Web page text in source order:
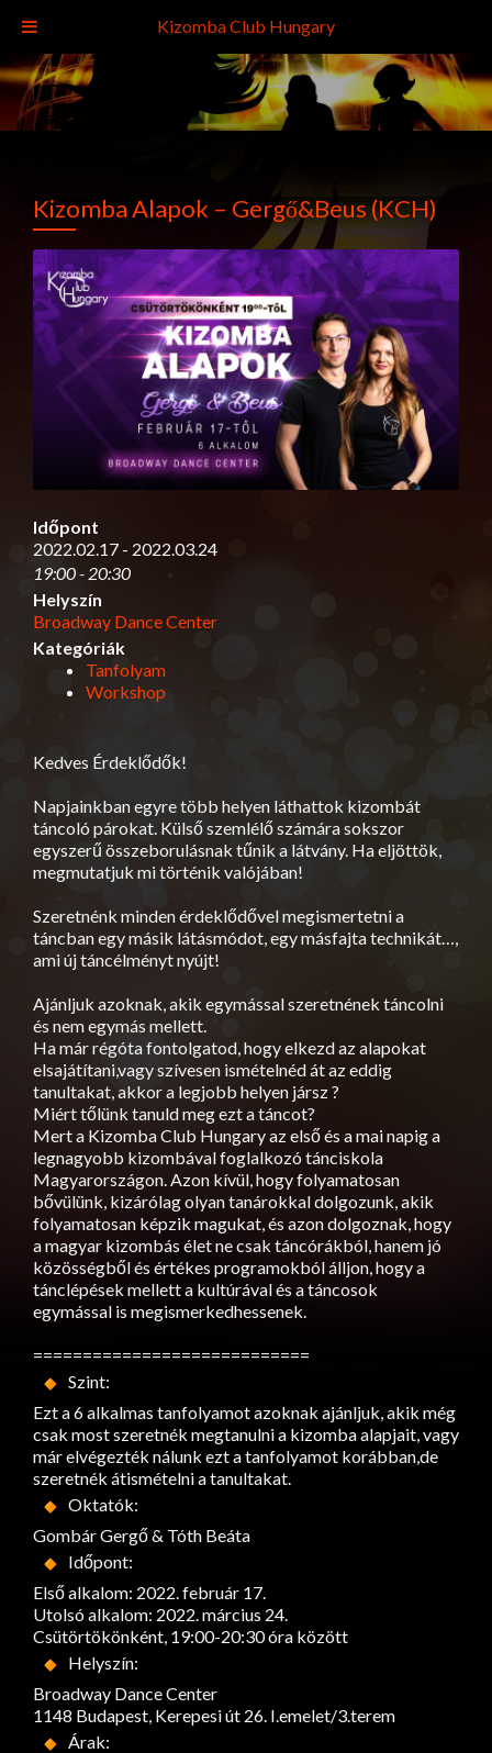
Kizomba Alapok – Gergő&Beus (KCH)
Időpont
2022.02.17 - 2022.03.24
19:00 - 20:30
Helyszín
Broadway Dance Center
Kategóriák
Tanfolyam
Workshop
Kedves Érdeklődők!
Napjainkban egyre több helyen láthattok kizombát
táncoló párokat. Külső szemlélő számára sokszor
egyszerű összeborulásnak tűnik a látvány. Ha eljöttök,
megmutatjuk mi történik valójában!
Szeretnénk minden érdeklődővel megismertetni a
táncban egy másik látásmódot, egy másfajta technikát…,
ami új táncélményt nyújt!
Ajánljuk azoknak, akik egymással szeretnének táncolni
és nem egymás mellett.
Ha már régóta fontolgatod, hogy elkezd az alapokat
elsajátítani,vagy szívesen ismételnéd át az eddig
tanultakat, akkor a legjobb helyen jársz ?
Miért tőlünk tanuld meg ezt a táncot?
Mert a Kizomba Club Hungary az első és a mai napig a
legnagyobb kizombával foglalkozó tánciskola
Magyarországon. Azon kívül, hogy folyamatosan
bővülünk, kizárólag olyan tanárokkal dolgozunk, akik
folyamatosan képzik magukat, és azon dolgoznak, hogy
a magyar kizombás élet ne csak táncórákból, hanem jó
közösségből és értékes programokból álljon, hogy a
tánclépések mellett a kultúrával és a táncosok
egymással is megismerkedhessenek.
============================
Szint:
Ezt a 6 alkalmas tanfolyamot azoknak ajánljuk, akik még
csak most szeretnék megtanulni a kizomba alapjait, vagy
már elvégezték nálunk ezt a tanfolyamot korábban,de
szeretnék átismételni a tanultakat.
Oktatók:
Gombár Gergő & Tóth Beáta
Időpont:
Első alkalom: 2022. február 17.
Utolsó alkalom: 2022. március 24.
Csütörtökönként, 19:00-20:30 óra között
Helyszín:
Broadway Dance Center
1148 Budapest, Kerepesi út 26. I.emelet/3.terem
Árak:
Kizomba Club Hungary